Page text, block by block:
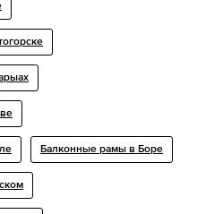
Балконные рамы в Боре